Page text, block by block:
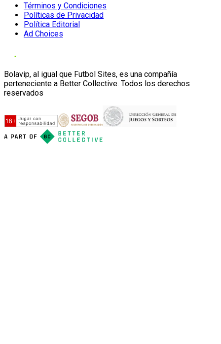
Términos y Condiciones
Políticas de Privacidad
Política Editorial
Ad Choices
Bolavip, al igual que Futbol Sites, es una compañía
perteneciente a Better Collective. Todos los derechos
reservados